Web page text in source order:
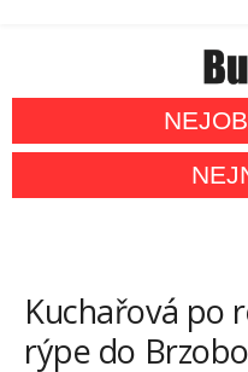
Kuchařová po
rýpe do